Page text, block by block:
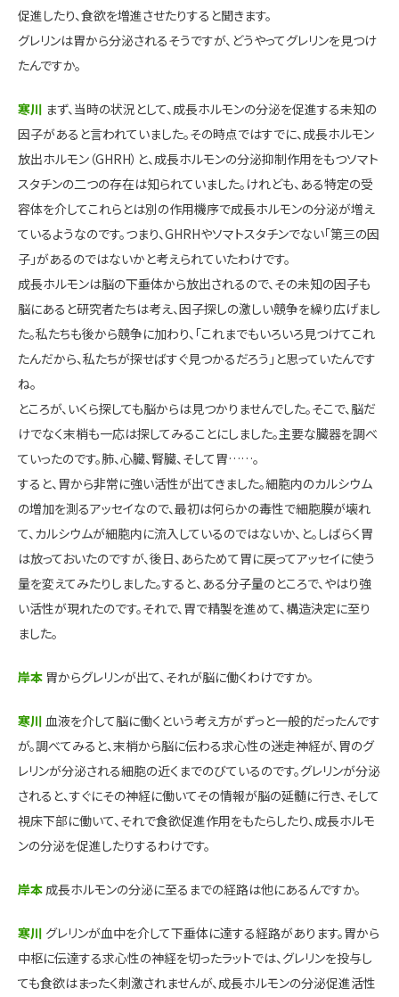
促進したり、食欲を増進させたりすると聞きます。
グレリンは胃から分泌されるそうですが、どうやってグレリンを見つけ
たんですか。
寒川 まず、当時の状況として、成長ホルモンの分泌を促進する未知の
因子があると言われていました。その時点ではすでに、成長ホルモン
放出ホルモン（GHRH）と、成長ホルモンの分泌抑制作用をもつソマト
スタチンの二つの存在は知られていました。けれども、ある特定の受
容体を介してこれらとは別の作用機序で成長ホルモンの分泌が増え
ているようなのです。つまり、GHRHやソマトスタチンでない「第三の因
子」があるのではないかと考えられていたわけです。
成長ホルモンは脳の下垂体から放出されるので、その未知の因子も
脳にあると研究者たちは考え、因子探しの激しい競争を繰り広げまし
た。私たちも後から競争に加わり、「これまでもいろいろ見つけてこれ
たんだから、私たちが探せばすぐ見つかるだろう」と思っていたんです
ね。
ところが、いくら探しても脳からは見つかりませんでした。そこで、脳だ
けでなく末梢も一応は探してみることにしました。主要な臓器を調べ
ていったのです。肺、心臓、腎臓、そして胃……。
すると、胃から非常に強い活性が出てきました。細胞内のカルシウム
の増加を測るアッセイなので、最初は何らかの毒性で細胞膜が壊れ
て、カルシウムが細胞内に流入しているのではないか、と。しばらく胃
は放っておいたのですが、後日、あらためて胃に戻ってアッセイに使う
量を変えてみたりしました。すると、ある分子量のところで、やはり強
い活性が現れたのです。それで、胃で精製を進めて、構造決定に至り
ました。
岸本 胃からグレリンが出て、それが脳に働くわけですか。
寒川 血液を介して脳に働くという考え方がずっと一般的だったんです
が。調べてみると、末梢から脳に伝わる求心性の迷走神経が、胃のグ
レリンが分泌される細胞の近くまでのびているのです。グレリンが分泌
されると、すぐにその神経に働いてその情報が脳の延髄に行き、そして
視床下部に働いて、それで食欲促進作用をもたらしたり、成長ホルモ
ンの分泌を促進したりするわけです。
岸本 成長ホルモンの分泌に至るまでの経路は他にあるんですか。
寒川 グレリンが血中を介して下垂体に達する経路があります。胃から
中枢に伝達する求心性の神経を切ったラットでは、グレリンを投与し
ても食欲はまったく刺激されませんが、成長ホルモンの分泌促進活性